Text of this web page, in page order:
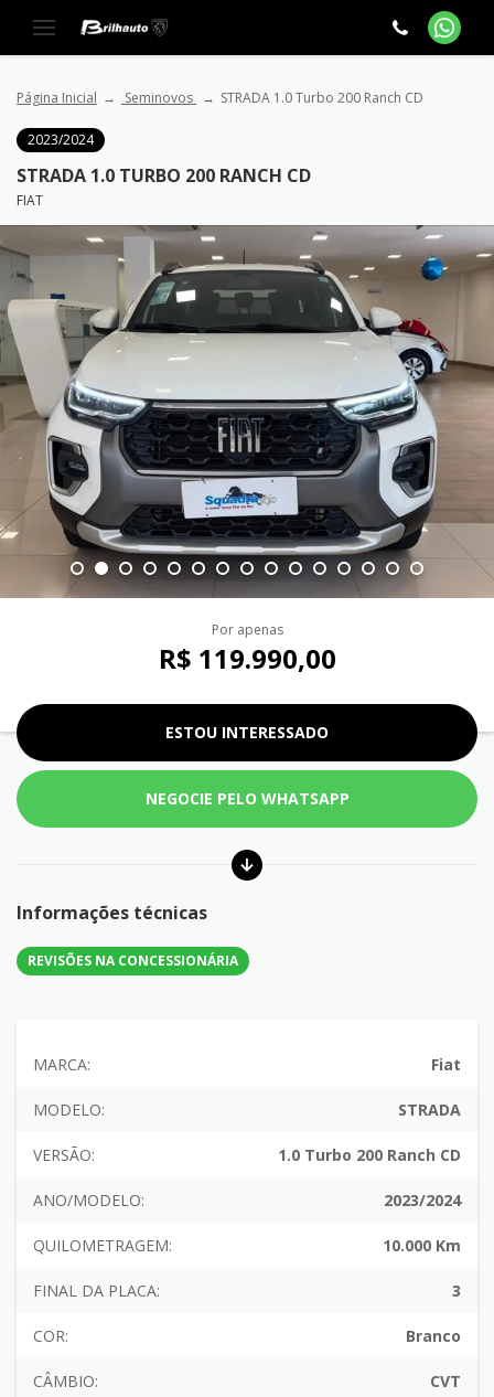
Página Inicial Seminovos STRADA 1.0 Turbo 200 Ranch CD
2023/2024
STRADA 1.0 TURBO 200 RANCH CD
FIAT
Por apenas
R$ 119.990,00
ESTOU INTERESSADO
NEGOCIE PELO WHATSAPP
Informações técnicas
REVISÕES NA CONCESSIONÁRIA
MARCA: Fiat
MODELO: STRADA
VERSÃO: 1.0 Turbo 200 Ranch CD
ANO/MODELO: 2023/2024
QUILOMETRAGEM: 10.000 Km
FINAL DA PLACA: 3
COR: Branco
CÂMBIO: CVT